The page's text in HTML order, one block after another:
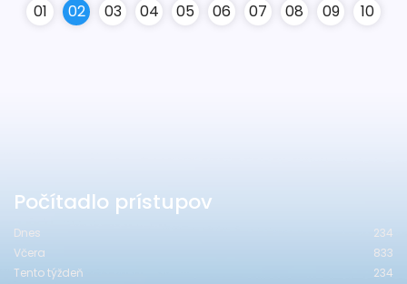
01 02 03 04 05 06 07 08 09 10
Počítadlo prístupov
Dnes
234
Včera
833
Tento týždeň
234